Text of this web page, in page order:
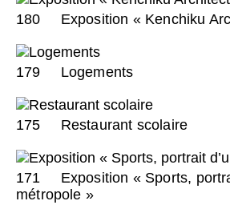
180 Exposition « Kenchiku
179 Logements
175 Restaurant scolaire
171
Exposition « Sports,
métropole »